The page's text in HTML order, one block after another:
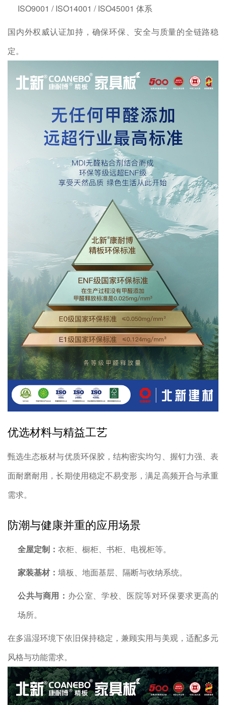
ISO9001 / ISO14001 / ISO45001 体系
国内外权威认证加持，确保环保、安全与质量的全链路稳
定。
优选材料与精益工艺
甄选生态板材与优质环保胶，结构密实均匀、握钉力强、表
面耐磨耐用，长期使用稳定不易变形，满足高频开合与承重
需求。
防潮与健康并重的应用场景
全屋定制： 衣柜、橱柜、书柜、电视柜等。
家装基材： 墙板、地面基层、隔断与收纳系统。
公共与商用： 办公室、学校、医院等对环保要求更高的
场所。
在多温湿环境下依旧保持稳定，兼顾实用与美观，适配多元
风格与功能需求。